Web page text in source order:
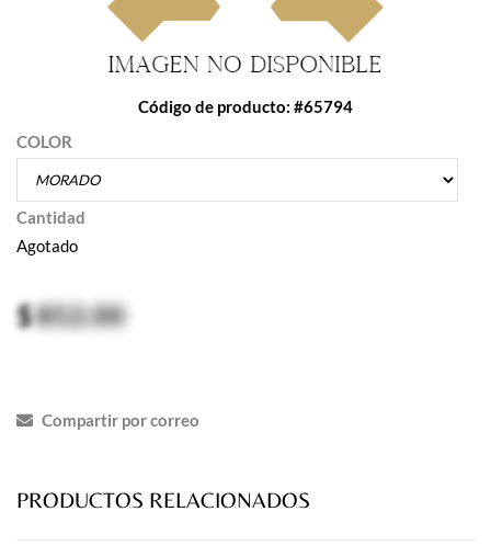
Código de producto: #65794
COLOR
Cantidad
Agotado
$852.00
Compartir por correo
PRODUCTOS RELACIONADOS